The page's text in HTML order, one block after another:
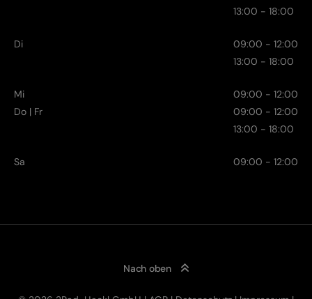
13:00 - 18:00
Di
09:00 - 12:00
13:00 - 18:00
Mi
09:00 - 12:00
Do | Fr
09:00 - 12:00
13:00 - 18:00
Sa 09:00 - 12:00
Nach oben